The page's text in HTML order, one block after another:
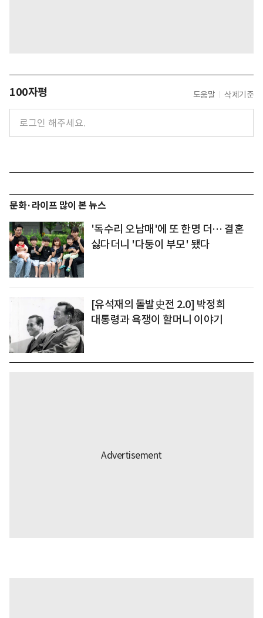
100자평 도움말 삭제기준
문화·라이프 많이 본 뉴스
'독수리 오남매'에 또 한명 더… 결혼
싫다더니 '다둥이 부모' 됐다
[유석재의 돌발史전 2.0] 박정희
대통령과 욕쟁이 할머니 이야기